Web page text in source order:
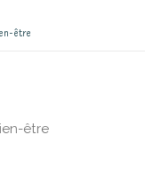
être
être